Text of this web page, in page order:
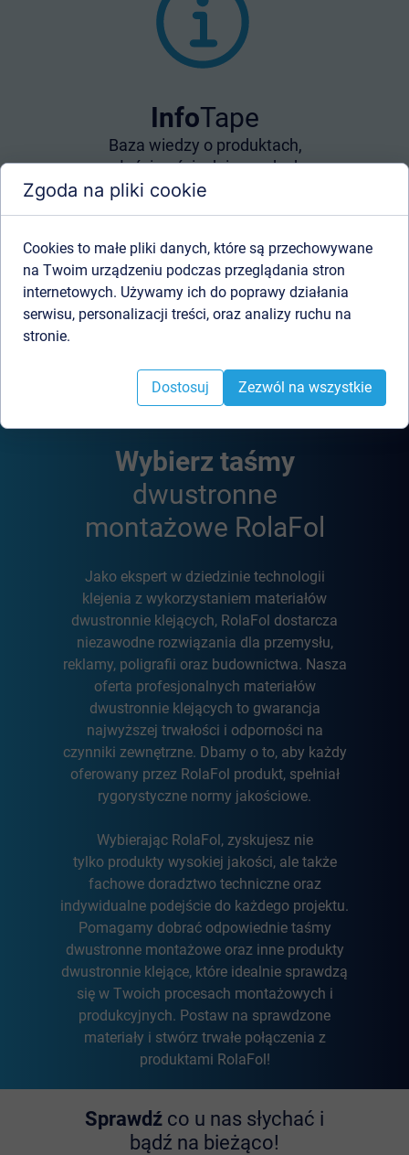
Przejdź do InfoTape
InfoTape
Baza wiedzy o produktach,
właściwościach i zasadach
prawidłowego doboru taśm
dwustronnych.
Dowiedz się więcej o foliach oraz taśmach
dwustronnych montażowych aby mieć
pewność, że wybrany produkt jest
optymalny do Twojego projektu!
Wybierz taśmy
dwustronne
montażowe RolaFol
Jako ekspert w dziedzinie technologii
klejenia z wykorzystaniem materiałów
dwustronnie klejących, RolaFol dostarcza
niezawodne rozwiązania dla przemysłu,
reklamy, poligrafii oraz budownictwa. Nasza
oferta profesjonalnych materiałów
dwustronnie klejących to gwarancja
najwyższej trwałości i odporności na
czynniki zewnętrzne. Dbamy o to, aby każdy
oferowany przez RolaFol produkt, spełniał
rygorystyczne normy jakościowe.
Wybierając RolaFol, zyskujesz nie
tylko produkty wysokiej jakości, ale także
fachowe doradztwo techniczne oraz
indywidualne podejście do każdego projektu.
Pomagamy dobrać odpowiednie taśmy
dwustronne montażowe oraz inne produkty
dwustronnie klejące, które idealnie sprawdzą
się w Twoich procesach montażowych i
produkcyjnych. Postaw na sprawdzone
materiały i stwórz trwałe połączenia z
produktami RolaFol!
Sprawdź co u nas słychać i
bądź na bieżąco!
Zgoda na pliki cookie
Cookies to małe pliki danych, które są przechowywane
na Twoim urządzeniu podczas przeglądania stron
internetowych. Używamy ich do poprawy działania
serwisu, personalizacji treści, oraz analizy ruchu na
stronie.
Dostosuj Zezwól na wszystkie